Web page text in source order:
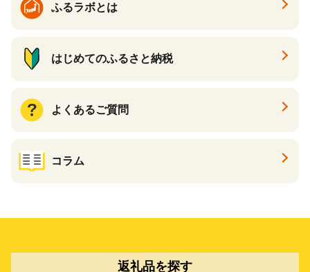
ふるラボとは
はじめてのふるさと納税
よくあるご質問
コラム
返礼品を探す